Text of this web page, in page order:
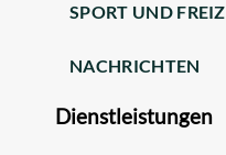
SPORT UND
NACHRICHTEN
Dienstleistungen